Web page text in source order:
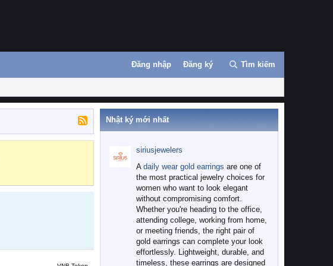
Đăng nhập Đăng ký Tìm kiếm
Nhật ký mới nhất
siriusjewelers
A daily wear gold earrings are one of
the most practical jewelry choices for
women who want to look elegant
without compromising comfort.
Whether you're heading to the office,
attending college, working from home,
or meeting friends, the right pair of
gold earrings can complete your look
effortlessly. Lightweight, durable, and
timeless, these earrings are designed